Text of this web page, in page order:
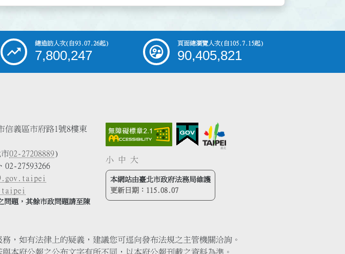
總造訪人次(自93.07.26起)
7,800,247
頁面總瀏覽人次(自105.7.15起)
90,405,821
信義區市府路1號8樓東
02-27208889)
02-27593266
問題，其餘市政問題請至陳
小 中 大
本網站由臺北市政府法務局維護
更新日期： 115.08.07
，如有法律上的疑義，建議您可逕向發布法規之主管機關洽詢。
本府公報之公布文字有所不同，以本府公報刊載之資料為準。